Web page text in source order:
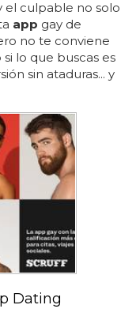
el culpable no solo
app gay de
no te conviene
lo que buscas es
sin ataduras... y
Dating